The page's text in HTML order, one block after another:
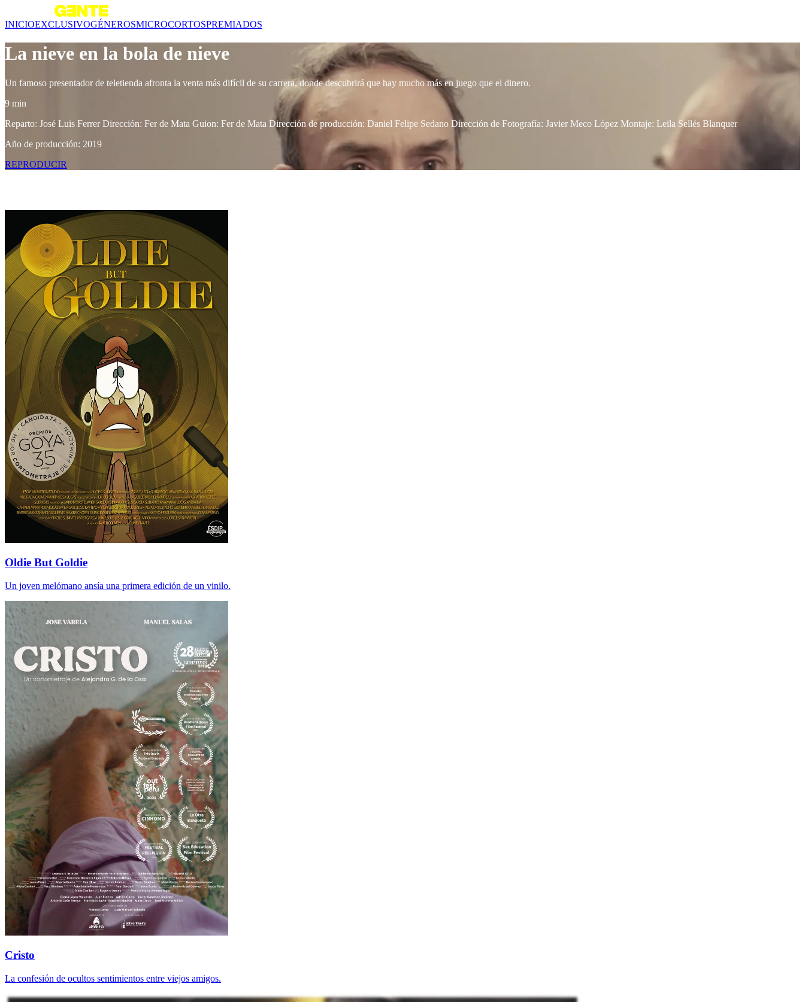
INICIOEXCLUSIVOGÉNEROSMICROCORTOSPREMIADOS
La nieve en la bola de nieve
Un famoso presentador de teletienda afronta la venta más difícil de su carrera, donde descubrirá que hay mucho más en juego que el dinero.
9 min
Reparto: José Luis Ferrer Dirección: Fer de Mata Guion: Fer de Mata Dirección de producción: Daniel Felipe Sedano Dirección de Fotografía: Javier Meco López Montaje: Leila Sellés Blanquer
Año de producción: 2019
REPRODUCIR
Oldie But Goldie
Un joven melómano ansía una primera edición de un vinilo.
Cristo
La confesión de ocultos sentimientos entre viejos amigos.